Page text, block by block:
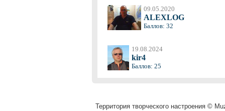
09.05.2020
ALEXLOG
Баллов: 32
19.08.2024
kir4
Баллов: 25
Территория творческого настроения ©